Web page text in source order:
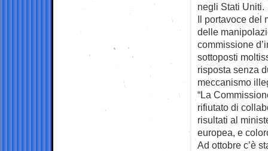
negli Stati Uniti.
Il portavoce del
delle
commissione
sottoposti
risposta senza
meccanismo
“La
rifiutato di
risultati al
europea, e
Ad ottobre c’è